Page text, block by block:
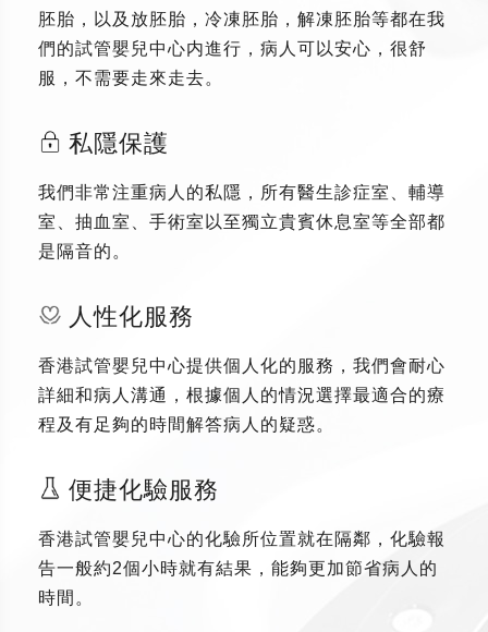
胚胎，以及放胚胎，冷凍胚胎，解凍胚胎等都在我
們的試管嬰兒中心内進行，病人可以安心，很舒
服，不需要走來走去。
私隱保護
我們非常注重病人的私隱，所有醫生診症室、輔導
室、抽血室、手術室以至獨立貴賓休息室等全部都
是隔音的。
人性化服務
香港試管嬰兒中心提供個人化的服務，我們會耐心
詳細和病人溝通，根據個人的情況選擇最適合的療
程及有足夠的時間解答病人的疑惑。
便捷化驗服務
香港試管嬰兒中心的化驗所位置就在隔鄰，化驗報
告一般約2個小時就有結果，能夠更加節省病人的
時間。